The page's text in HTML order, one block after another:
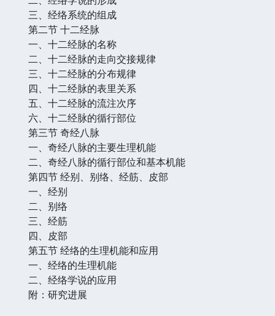
三、经络系统的组成
第二节 十二经脉
一、十二经脉的名称
二、十二经脉的走向交接规律
三、十二经脉的分布规律
四、十二经脉的表里关系
五、十二经脉的流注次序
六、十二经脉的循行部位
第三节 奇经八脉
一、奇经八脉的主要生理机能
二、奇经八脉的循行部位和基本机能
第四节 经别、别络、经筋、皮部
一、经别
二、别络
三、经筋
四、皮部
第五节 经络的生理机能和应用
一、经络的生理机能
二、经络学说的应用
附：研究进展